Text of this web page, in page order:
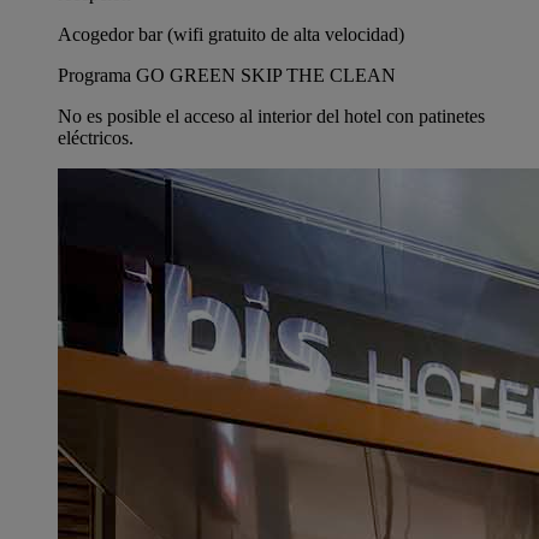
Acogedor bar (wifi gratuito de alta velocidad)
Programa GO GREEN SKIP THE CLEAN
No es posible el acceso al interior del hotel con patinetes
eléctricos.